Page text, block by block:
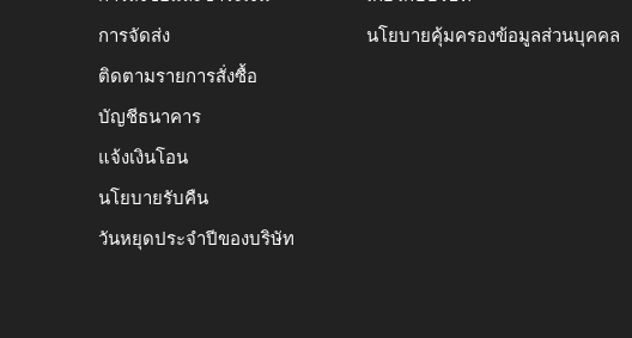
การจัดส่ง
ติดตามรายการสั่งซื้อ
บัญชีธนาคาร
แจ้งเงินโอน
นโยบายรับคืน
วันหยุดประจำปีของบริษัท
นโยบายคุ้มครองข้อมูลส่วนบุคคล